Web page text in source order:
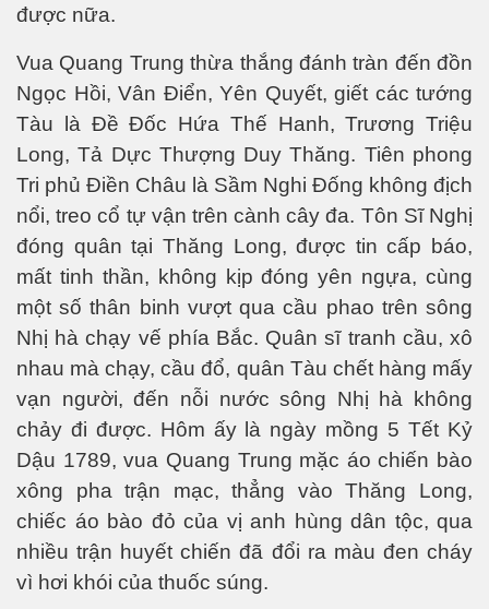
được nữa.
Vua Quang Trung thừa thắng đánh tràn đến đồn
Ngọc Hồi, Vân Điển, Yên Quyết, giết các tướng
Tàu là Đề Đốc Hứa Thế Hanh, Trương Triệu
Long, Tả Dực Thượng Duy Thăng. Tiên phong
Tri phủ Điền Châu là Sầm Nghi Đống không địch
nổi, treo cổ tự vận trên cành cây đa. Tôn Sĩ Nghị
đóng quân tại Thăng Long, được tin cấp báo,
mất tinh thần, không kịp đóng yên ngựa, cùng
một số thân binh vượt qua cầu phao trên sông
Nhị hà chạy vế phía Bắc. Quân sĩ tranh cầu, xô
nhau mà chạy, cầu đổ, quân Tàu chết hàng mấy
vạn người, đến nỗi nước sông Nhị hà không
chảy đi được. Hôm ấy là ngày mồng 5 Tết Kỷ
Dậu 1789, vua Quang Trung mặc áo chiến bào
xông pha trận mạc, thẳng vào Thăng Long,
chiếc áo bào đỏ của vị anh hùng dân tộc, qua
nhiều trận huyết chiến đã đổi ra màu đen cháy
vì hơi khói của thuốc súng.
nhà kiếng